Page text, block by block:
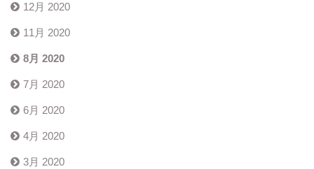
12月 2020
11月 2020
8月 2020
7月 2020
6月 2020
4月 2020
3月 2020